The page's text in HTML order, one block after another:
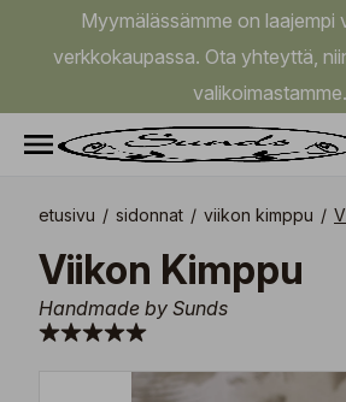
Myymälässämme on laajempi
verkkokaupassa. Ota yhteyttä,
valikoimastamme.
etusivu / sidonnat / viikon kimppu /
Viikon Kimppu
Handmade by Sunds